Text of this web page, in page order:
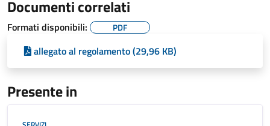
Documenti correlati
Formati disponibili: PDF
allegato al regolamento (29,96 KB)
Presente in